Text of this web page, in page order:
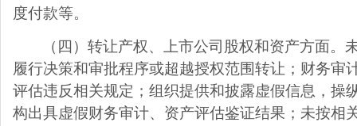
度付款等。
（四）转让产权、上市公司股权和资产方面。
履行决策和审批程序或超越授权范围转让；财务审
评估违反相关规定；组织提供和披露虚假信息，操
构出具虚假财务审计、资产评估鉴证结果；未按相